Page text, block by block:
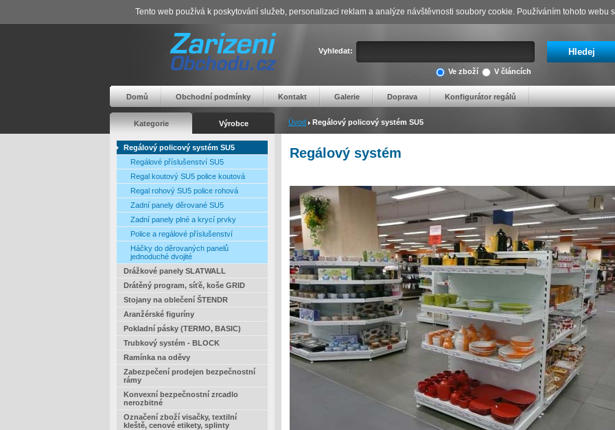
Vyhledat:
V článcích
Ve zboží
Domů Obchodní podmínky Kontakt Galerie Doprava Konfigurátor regálů
Kategorie Výrobce Úvod Regálový policový systém SU5
Regálový policový systém SU5
Regálové příslušenství SU5
Regal koutový SU5 police koutová
Regal rohový SU5 police rohová
Zadní panely děrované SU5
Zadní panely plné a krycí prvky
Police a regálové příslušenství
Háčky do děrovaných panelů
jednoduché dvojité
Drážkové panely SLATWALL
Drátěný program, síťě, koše GRID
Stojany na oblečení ŠTENDR
Aranžérské figuríny
Pokladní pásky (TERMO, BASIC)
Trubkový systém - BLOCK
Ramínka na oděvy
Zabezpečení prodejen bezpečnostní
rámy
Konvexní bezpečnostní zrcadlo
nerozbitné
Označení zboží visačky, textilní
kleště, cenové etikety, splinty
Regálový systém
Tento web používá k poskytování služeb, personalizaci reklam a analýze návštěvnosti soubory cookie. Používáním tohoto webu